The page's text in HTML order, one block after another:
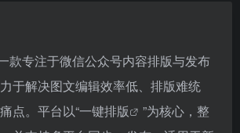
款专注于微信公众号内容排版与发布
于解决图文编辑效率低、排版难统
点。平台以“一键排版
”为核心，整